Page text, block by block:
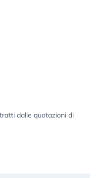
dalle quotazioni di